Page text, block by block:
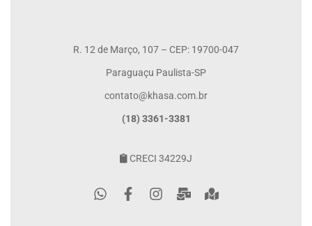
R. 12 de Março, 107 – CEP: 19700-047
Paraguaçu Paulista-SP
contato@khasa.com.br
(18) 3361-3381
CRECI 34229J